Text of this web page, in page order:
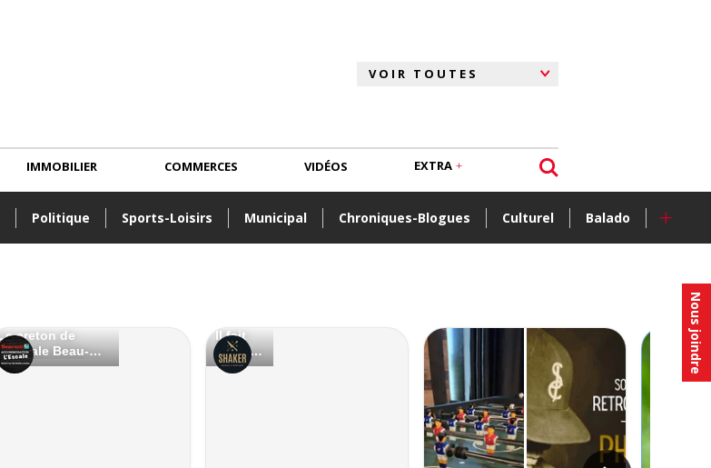
Nous joindre
Politique Sports-Loisirs Municipal Chroniques-Blogues Culturel Balado +
IMMOBILIER COMMERCES VIDÉOS EXTRA